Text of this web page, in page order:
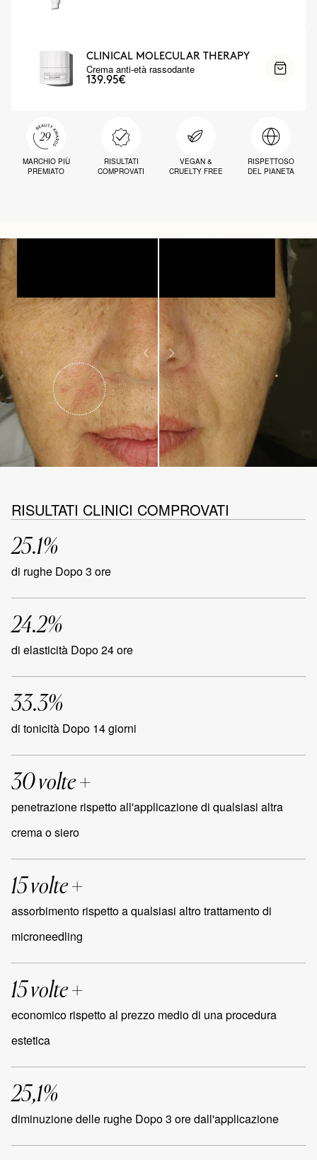
CLINICAL MOLECULAR THERAPY
Crema anti-età rassodante
139.95€
MARCHIO PIÙ
PREMIATO
RISULTATI
COMPROVATI
VEGAN &
CRUELTY FREE
RISPETTOSO
DEL PIANETA
RISULTATI CLINICI COMPROVATI
25.1%
di rughe Dopo 3 ore
24.2%
di elasticità Dopo 24 ore
33.3%
di tonicità Dopo 14 giorni
30 volte +
penetrazione rispetto all'applicazione di qualsiasi altra
crema o siero
15 volte +
assorbimento rispetto a qualsiasi altro trattamento di
microneedling
15 volte +
economico rispetto al prezzo medio di una procedura
estetica
25,1%
diminuzione delle rughe Dopo 3 ore dall'applicazione